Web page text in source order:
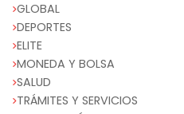
GLOBAL
DEPORTES
ELITE
MONEDA Y BOLSA
SALUD
TRÁMITES Y SERVICIOS